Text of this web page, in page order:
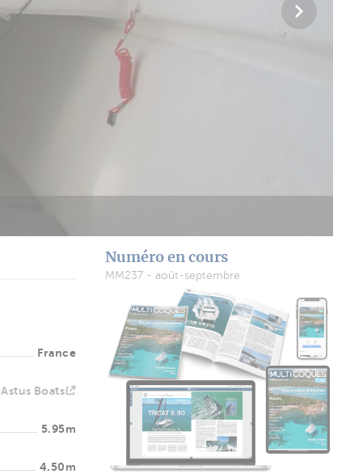
France
Astus Boats
5.95m
4.50m
Numéro en cours
MM237 - août-septembre